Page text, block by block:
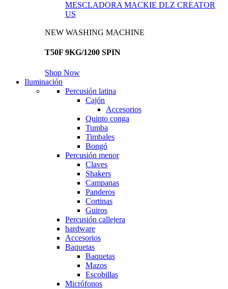
MESCLADORA MACKIE DLZ CREATOR
US
NEW WASHING MACHINE
T50F 9KG/1200 SPIN
Shop Now
Iluminación
Percusión latina
Cajón
Accesorios
Quinto conga
Tumba
Timbales
Bongó
Percusión menor
Claves
Shakers
Campanas
Panderos
Cortinas
Guiros
Percusión callejera
hardware
Accesorios
Baquetas
Baquetas
Mazos
Escobillas
Micrófonos